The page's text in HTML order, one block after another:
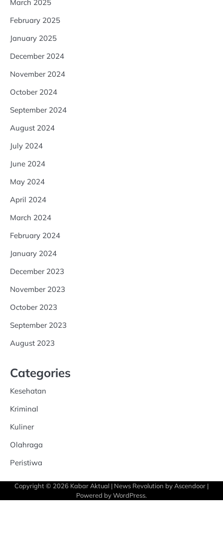
March 2025
February 2025
January 2025
December 2024
November 2024
October 2024
September 2024
August 2024
July 2024
June 2024
May 2024
April 2024
March 2024
February 2024
January 2024
December 2023
November 2023
October 2023
September 2023
August 2023
Categories
Kesehatan
Kriminal
Kuliner
Olahraga
Peristiwa
Copyright © 2026 Kabar Aktual | News Revolution byAscendoor |
Powered byWordPress.